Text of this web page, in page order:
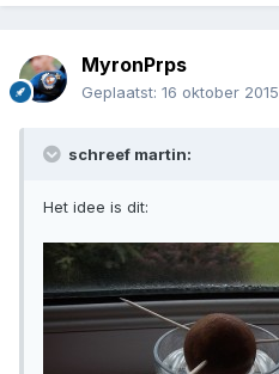
MyronPrps
Geplaatst: 16 oktober 2015
schreef martin:
Het idee is dit: